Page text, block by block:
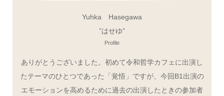
Yuhka Hasegawa
”はせゆ”
Profile
ありがとうございました。初めて令和哲学カフェに出演し
たテーマのひとつであった「覚悟」ですが、今回B1出演の
エモーションを高めるために過去の出演したときの参加者